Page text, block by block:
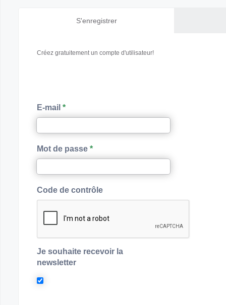
S'enregistrer
Créez gratuitement un compte d'utilisateur!
E-mail
Mot de passe
Code de contrôle
Je souhaite recevoir la
newsletter